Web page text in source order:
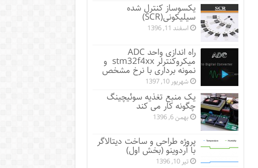
یکسوساز کنترل شده
سیلیکونی(SCR)
اسفند 11, 1396
راه اندازی واحد ADC
میکروکنترلر stm32f4xx و
نمونه برداری با نرخ مشخص
شهریور 10, 1397
یک منبع تغذیه سوئیچینگ
چگونه کار می کند
بهمن 6, 1396
پروژه طراحی و ساخت دیتالاگر
با آردوینو (بخش اول)
تیر 10, 1396